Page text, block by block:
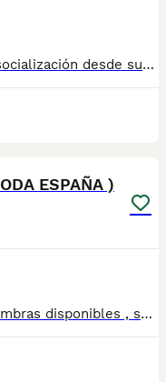
dedicación, salud y una excelente socialización desde sus primeras semanas de vida, estaremos encantados de ayudarte... 🚚 Realizamos entregas en toda España, con especial frecuencia en **Andalucía**: Sevilla, Málaga, Cádiz, Córdoba, Granada, Jaén, Huelva y Almería. También entregamos habitualmente en Marbella, Jerez de la Frontera, Estepona, Fuengirola, Benalmádena, Mijas, Dos Hermanas y cualquier punto de España. **Entrega 100% a contrarreembolso.** No tendrás que adelantar el importe del cachorro. Lo recibirás en la puerta de tu casa mediante transporte especializado y podrás comprobar que todo está correcto antes de realizar el pago. Nuestros cachorros se entregan: ✅ Vacunados y desparasitados según su edad. ✅ Con microchip, cartilla veterinaria y documentación al día. ✅ Revisados veterinariamente antes de salir de nuestras instalaciones. ✅ Procedentes de excelentes líneas, seleccionadas por salud, carácter y morfología. ✅ Perfectamente socializados y acostumbrados al contacto diario con personas. ✅ Iniciados en el aprendizaje para hacer sus necesidades sobre empapador, facilitando su adaptación al nuevo hogar. ✅ Con asesoramiento personalizado antes y después de la entrega. Nuestro objetivo no es vender un cachorro más. Queremos que cada familia reciba un compañero sano, equilibrado y criado con el máximo cuidado desde el primer día. 📩 Si deseas fotografías, vídeos o más información, escríbenos por privado. Estaremos encantados de ayudarte a encontrar perfecto TUBEBE670864332
ESPAÑA )
chihuahuas preciosos, machos y hembras disponibles , se entregan con todo al dia respecto a documentación y condiciones sanitarias , tanto así que hacemos entregas totalmente personalizadas y sin un euro por adelantado , obtenerse personas no aptas para tener perros , solo personas responsables. hacemos entregas a toda ESPAÑA . mas info 670864332